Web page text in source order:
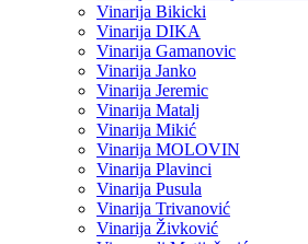
Vinarija Bikicki
Vinarija DIKA
Vinarija Gamanovic
Vinarija Janko
Vinarija Jeremic
Vinarija Matalj
Vinarija Mikić
Vinarija MOLOVIN
Vinarija Plavinci
Vinarija Pusula
Vinarija Trivanović
Vinarija Živković